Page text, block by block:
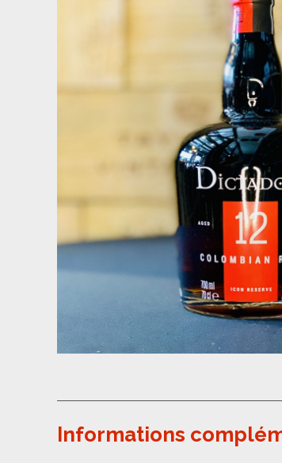
Informations